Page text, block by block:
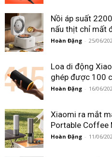
Nồi áp suất
nấu thịt chỉ mất
Hoàn Đặng - 25/06/
Loa di động
ghép được 100
Hoàn Đặng - 16/06/
Xiaomi ra mắt
Portable Coffee
Hoàn Đặng - 11/06/